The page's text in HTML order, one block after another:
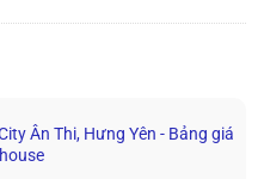
Ân Thi, Hưng Yên - Bảng giá